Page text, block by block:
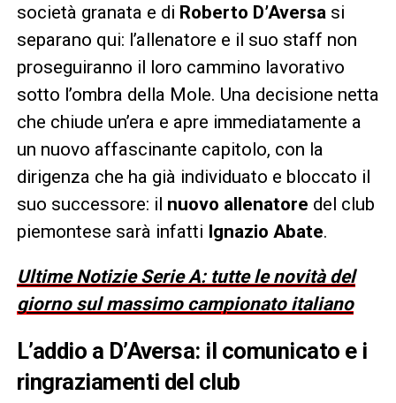
società granata e di Roberto D’Aversa si
separano qui: l’allenatore e il suo staff non
proseguiranno il loro cammino lavorativo
sotto l’ombra della Mole. Una decisione netta
che chiude un’era e apre immediatamente a
un nuovo affascinante capitolo, con la
dirigenza che ha già individuato e bloccato il
suo successore: il nuovo allenatore del club
piemontese sarà infatti Ignazio Abate.
Ultime Notizie Serie A: tutte le novità del
giorno sul massimo campionato italiano
L’addio a D’Aversa: il comunicato e i
ringraziamenti del club